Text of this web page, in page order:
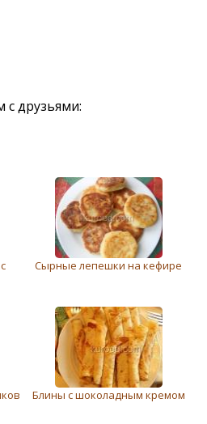
с друзьями:
Сырные лепешки на кефире
Блины с шоколадным кремом